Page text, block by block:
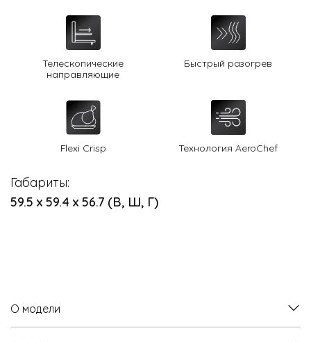
Телескопические
направляющие
Быстрый разогрев
Flexi Crisp Технология AeroChef
Габариты:
59.5 х 59.4 х 56.7 (В, Ш, Г)
О модели